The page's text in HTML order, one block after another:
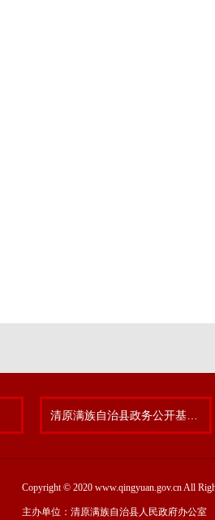
Copyright © 2020 www.qingyuan.gov.cn All
主办单位：清原满族自治县人民政府办公室